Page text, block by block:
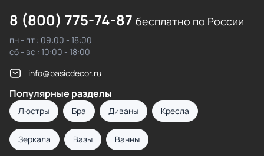
8 (800) 775-74-87 бесплатно по России
пн - пт : 09:00 - 18:00
сб - вс : 10:00 - 18:00
info@basicdecor.ru
Популярные разделы
Люстры Бра Диваны Кресла
Зеркала Вазы Ванны